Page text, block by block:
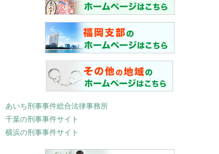
あいち刑事事件総合法律事務所
千葉の刑事事件サイト
横浜の刑事事件サイト